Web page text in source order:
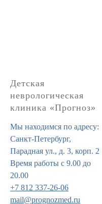
Детская
неврологическая
клиника «Прогноз»
Мы находимся по адресу:
Санкт-Петербург,
Парадная ул., д. 3, корп. 2
Время работы с 9.00 до
20.00
+7 812 337-26-06
mail@prognozmed.ru